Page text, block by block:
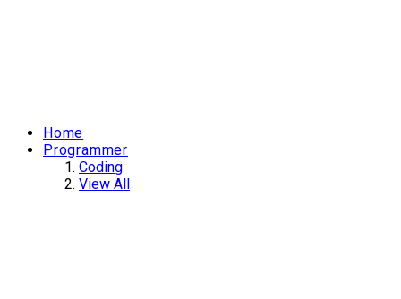
Home
Programmer
Coding
View All